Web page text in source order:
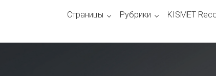
Страницы Рубрики KISMET